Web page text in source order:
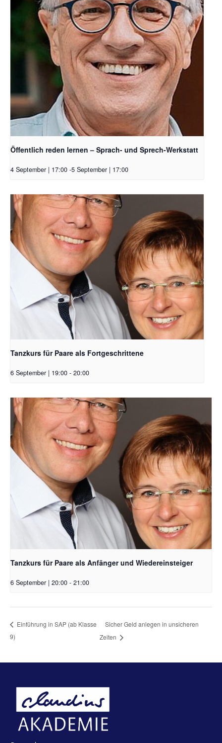
Öffentlich reden lernen – Sprach- und Sprech-Werkstatt
4 September | 17:00 -5 September | 17:00
Tanzkurs für Paare als Fortgeschrittene
6 September | 19:00 - 20:00
Tanzkurs für Paare als Anfänger und Wiedereinsteiger
6 September | 20:00 - 21:00
Einführung in SAP (ab Klasse
9)
Sicher Geld anlegen in unsicheren
Zeiten